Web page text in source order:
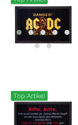
Top-Artikel